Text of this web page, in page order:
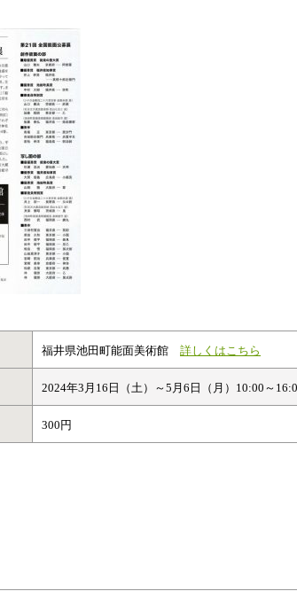
福井県池田町能面美術館 詳しくはこちら
2024年3月16日（土）～5月6日（月）10:00～
300円